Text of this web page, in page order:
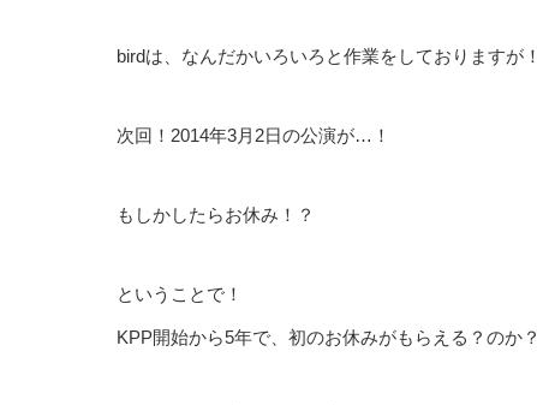
birdは、なんだかいろいろと作業をしておりますが！
次回！2014年3月2日の公演が…！
もしかしたらお休み！？
ということで！
KPP開始から5年で、初のお休みがもらえる？のか？